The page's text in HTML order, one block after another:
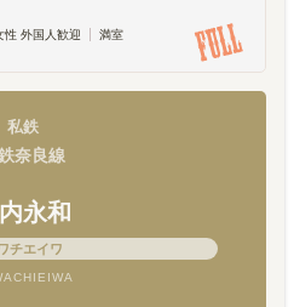
性 外国人歓迎 満室
私鉄
奈良線
永和
チエイワ